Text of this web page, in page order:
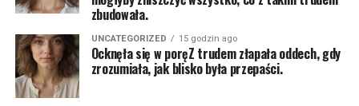
zbudowała.
UNCATEGORIZED 15 godzin ago
Ocknęła się w poręZ trudem złapała oddech, gdy
zrozumiała, jak blisko była przepaści.